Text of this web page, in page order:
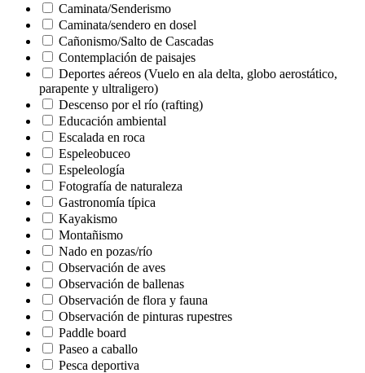
Caminata/Senderismo
Caminata/sendero en dosel
Cañonismo/Salto de Cascadas
Contemplación de paisajes
Deportes aéreos (Vuelo en ala delta, globo aerostático,
parapente y ultraligero)
Descenso por el río (rafting)
Educación ambiental
Escalada en roca
Espeleobuceo
Espeleología
Fotografía de naturaleza
Gastronomía típica
Kayakismo
Montañismo
Nado en pozas/río
Observación de aves
Observación de ballenas
Observación de flora y fauna
Observación de pinturas rupestres
Paddle board
Paseo a caballo
Pesca deportiva